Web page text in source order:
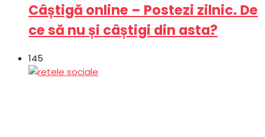
Câștigă online – Postezi zilnic. De
ce să nu și câștigi din asta?
145